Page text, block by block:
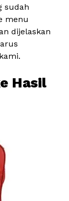
sudah
menu
dijelaskan
Hasil